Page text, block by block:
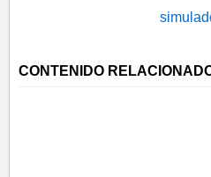
CONTENIDO